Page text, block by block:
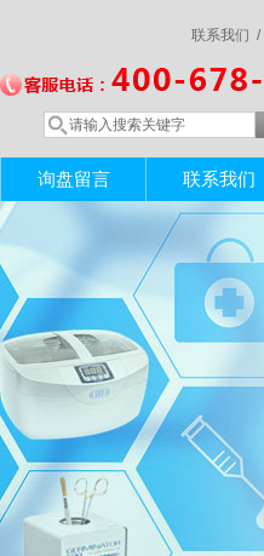
联系我们 /
询盘留言 联系我们